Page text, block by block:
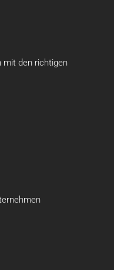
mit den richtigen